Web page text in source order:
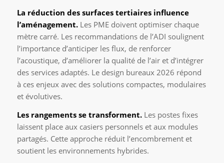
La réduction des surfaces tertiaires influence
l’aménagement.Les PME doivent optimiser chaque
mètre carré. Les recommandations de l’ADI soulignent
l’importance d’anticiper les flux, de renforcer
l’acoustique, d’améliorer la qualité de l’air et d’intégrer
des services adaptés. Le design bureaux 2026 répond
à ces enjeux avec des solutions compactes, modulaires
et évolutives.
Les rangements se transforment.Les postes fixes
laissent place aux casiers personnels et aux modules
partagés. Cette approche réduit l’encombrement et
soutient les environnements hybrides.